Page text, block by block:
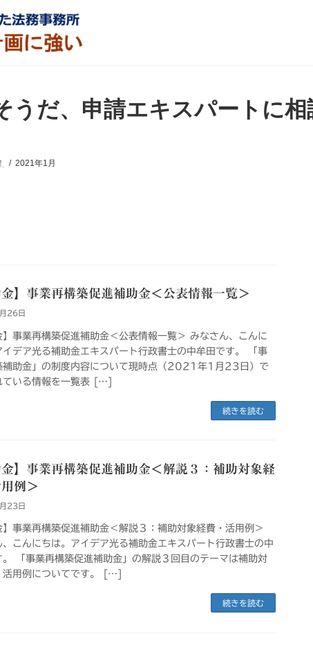
うだ、申請エキスパートに相
2021年1月
金】事業再構築促進補助金＜公表情報一覧＞
26日
】事業再構築促進補助金＜公表情報一覧＞ みなさん、こんに
イデア光る補助金エキスパート行政書士の中牟田です。 「事
補助金」の制度内容について現時点（2021年1月23日）で
ている情報を一覧表 […]
続きを読む
金】事業再構築促進補助金＜解説３：補助対象経
例＞
23日
】事業再構築促進補助金＜解説３：補助対象経費・活用例＞
、こんにちは。アイデア光る補助金エキスパート行政書士の中
。 「事業再構築促進補助金」の解説３回目のテーマは補助対
活用例についてです。 […]
続きを読む